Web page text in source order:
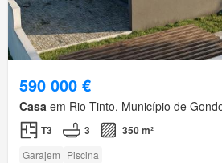
590 000 €
Casa em Rio Tinto, Município de
T3 3 350 m²
Garajem Piscina